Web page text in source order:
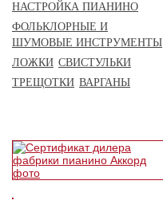
НАСТРОЙКА ПИАНИНО
ФОЛЬКЛОРНЫЕ И
ШУМОВЫЕ ИНСТРУМЕНТЫ
ЛОЖКИ СВИСТУЛЬКИ
ТРЕЩОТКИ ВАРГАНЫ